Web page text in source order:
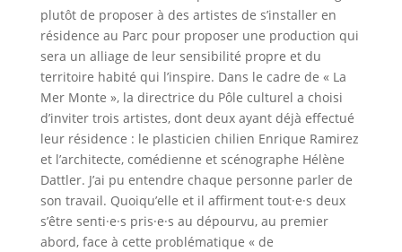
plutôt de proposer à des artistes de s’installer en
résidence au Parc pour proposer une production qui
sera un alliage de leur sensibilité propre et du
territoire habité qui l’inspire. Dans le cadre de « La
Mer Monte », la directrice du Pôle culturel a choisi
d’inviter trois artistes, dont deux ayant déjà effectué
leur résidence : le plasticien chilien Enrique Ramirez
et l’architecte, comédienne et scénographe Hélène
Dattler. J’ai pu entendre chaque personne parler de
son travail. Quoiqu’elle et il affirment tout·e·s deux
s’être senti·e·s pris·e·s au dépourvu, au premier
abord, face à cette problématique « de